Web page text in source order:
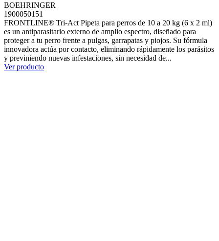
BOEHRINGER
1900050151
FRONTLINE® Tri-Act Pipeta para perros de 10 a 20 kg (6 x 2 ml)
es un antiparasitario externo de amplio espectro, diseñado para
proteger a tu perro frente a pulgas, garrapatas y piojos. Su fórmula
innovadora actúa por contacto, eliminando rápidamente los parásitos
y previniendo nuevas infestaciones, sin necesidad de...
Ver producto